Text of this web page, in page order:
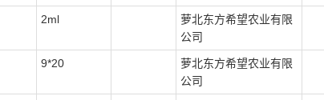
2ml
萝北东方希望农业有限
公司
9*20
萝北东方希望农业有限
公司